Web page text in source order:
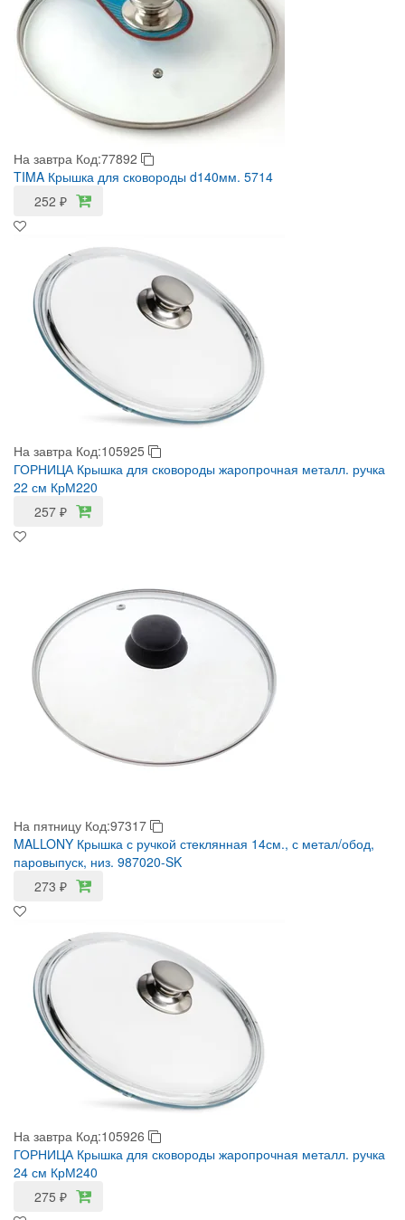
На завтра Код:77892
TIMA Крышка для сковороды d140мм. 5714
252 ₽
На завтра Код:105925
ГОРНИЦА Крышка для сковороды жаропрочная металл. ручка
22 см КрМ220
257 ₽
На пятницу Код:97317
MALLONY Крышка с ручкой стеклянная 14см., с метал/обод,
паровыпуск, низ. 987020-SK
273 ₽
На завтра Код:105926
ГОРНИЦА Крышка для сковороды жаропрочная металл. ручка
24 см КрМ240
275 ₽